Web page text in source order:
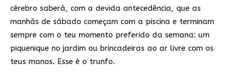
cérebro saberá, com a devida antecedência, que as
manhãs de sábado começam com a piscina e terminam
sempre com o teu momento preferido da semana: um
piquenique no jardim ou brincadeiras ao ar livre com os
teus manos. Esse é o trunfo.